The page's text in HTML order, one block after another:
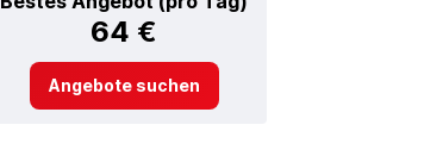
64 €
Angebote suchen